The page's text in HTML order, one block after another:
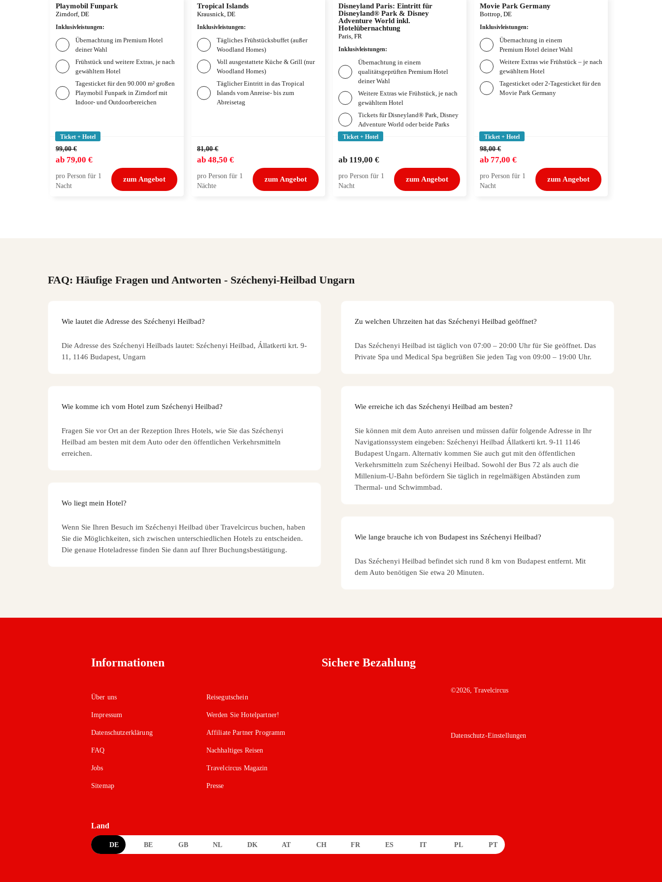
Playmobil Funpark
Zirndorf, DE
Inklusivleistungen:
Übernachtung im Premium Hotel
deiner Wahl
Frühstück und weitere Extras, je nach
gewähltem Hotel
Tagesticket für den 90.000 m² großen
Playmobil Funpark in Zirndorf mit
Indoor- und Outdoorbereichen
Ticket + Hotel
99,00 €
ab 79,00 €
pro Person für 1
Nacht
zum Angebot
Tropical Islands
Krausnick, DE
Inklusivleistungen:
Tägliches Frühstücksbuffet (außer
Woodland Homes)
Voll ausgestattete Küche & Grill (nur
Woodland Homes)
Täglicher Eintritt in das Tropical
Islands vom Anreise- bis zum
Abreisetag
81,00 €
ab 48,50 €
pro Person für 1
Nächte
zum Angebot
Disneyland Paris: Eintritt für
Disneyland® Park & Disney
Adventure World inkl.
Hotelübernachtung
Paris, FR
Inklusivleistungen:
Übernachtung in einem
qualitätsgeprüften Premium Hotel
deiner Wahl
Weitere Extras wie Frühstück, je nach
gewähltem Hotel
Tickets für Disneyland® Park, Disney
Adventure World oder beide Parks
Ticket + Hotel
ab 119,00 €
pro Person für 1
Nacht
zum Angebot
Movie Park Germany
Bottrop, DE
Inklusivleistungen:
Übernachtung in einem
Premium Hotel deiner Wahl
Weitere Extras wie Frühstück – je nach
gewähltem Hotel
Tagesticket oder 2-Tagesticket für den
Movie Park Germany
Ticket + Hotel
98,00 €
ab 77,00 €
pro Person für 1
Nacht
zum Angebot
FAQ: Häufige Fragen und Antworten - Széchenyi-Heilbad Ungarn
Wie lautet die Adresse des Széchenyi Heilbad?
Die Adresse des Széchenyi Heilbads lautet: Széchenyi Heilbad, Állatkerti krt. 9-
11, 1146 Budapest, Ungarn
Wie komme ich vom Hotel zum Széchenyi Heilbad?
Fragen Sie vor Ort an der Rezeption Ihres Hotels, wie Sie das Széchenyi
Heilbad am besten mit dem Auto oder den öffentlichen Verkehrsmitteln
erreichen.
Wo liegt mein Hotel?
Wenn Sie Ihren Besuch im Széchenyi Heilbad über Travelcircus buchen, haben
Sie die Möglichkeiten, sich zwischen unterschiedlichen Hotels zu entscheiden.
Die genaue Hoteladresse finden Sie dann auf Ihrer Buchungsbestätigung.
Zu welchen Uhrzeiten hat das Széchenyi Heilbad geöffnet?
Das Széchenyi Heilbad ist täglich von 07:00 – 20:00 Uhr für Sie geöffnet. Das
Private Spa und Medical Spa begrüßen Sie jeden Tag von 09:00 – 19:00 Uhr.
Wie erreiche ich das Széchenyi Heilbad am besten?
Sie können mit dem Auto anreisen und müssen dafür folgende Adresse in Ihr
Navigationssystem eingeben: Széchenyi Heilbad Állatkerti krt. 9-11 1146
Budapest Ungarn. Alternativ kommen Sie auch gut mit den öffentlichen
Verkehrsmitteln zum Széchenyi Heilbad. Sowohl der Bus 72 als auch die
Millenium-U-Bahn befördern Sie täglich in regelmäßigen Abständen zum
Thermal- und Schwimmbad.
Wie lange brauche ich von Budapest ins Széchenyi Heilbad?
Das Széchenyi Heilbad befindet sich rund 8 km von Budapest entfernt. Mit
dem Auto benötigen Sie etwa 20 Minuten.
Informationen
Über uns
Impressum
Datenschutzerklärung
FAQ
Jobs
Sitemap
Reisegutschein
Werden Sie Hotelpartner!
Affiliate Partner Programm
Nachhaltiges Reisen
Travelcircus Magazin
Presse
Sichere Bezahlung
©2026, Travelcircus
Datenschutz-Einstellungen
Land
DE BE GB NL DK AT CH FR ES IT PL PT